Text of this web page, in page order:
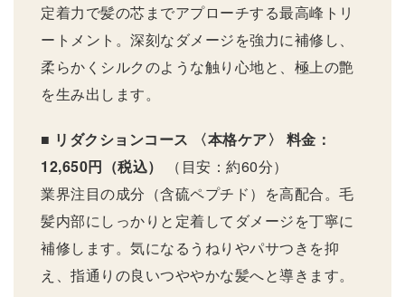
定着力で髪の芯までアプローチする最高峰トリ
ートメント。深刻なダメージを強力に補修し、
柔らかくシルクのような触り心地と、極上の艶
を生み出します。
■ リダクションコース 〈本格ケア〉
料金：
12,650円（税込）
（目安：約60分）
業界注目の成分（含硫ペプチド）を高配合。毛
髪内部にしっかりと定着してダメージを丁寧に
補修します。気になるうねりやパサつきを抑
え、指通りの良いつややかな髪へと導きます。